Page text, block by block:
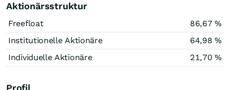
Aktionärsstruktur
Freefloat
86,67 %
Institutionelle Aktionäre
64,98 %
Individuelle Aktionäre
21,70 %
Profil